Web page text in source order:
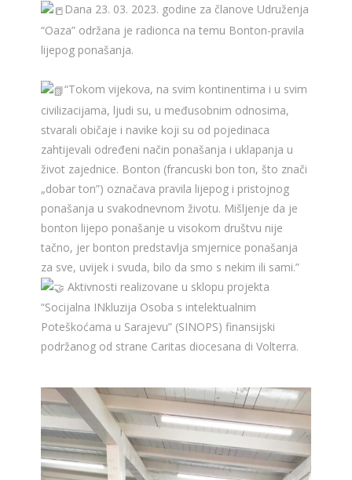
Dana 23. 03. 2023. godine za članove Udruženja
“Oaza” održana je radionca na temu Bonton-pravila
lijepog ponašanja.
“Tokom vijekova, na svim kontinentima i u svim
civilizacijama, ljudi su, u međusobnim odnosima,
stvarali običaje i navike koji su od pojedinaca
zahtijevali određeni način ponašanja i uklapanja u
život zajednice. Bonton (francuski bon ton, što znači
„dobar ton”) označava pravila lijepog i pristojnog
ponašanja u svakodnevnom životu. Mišljenje da je
bonton lijepo ponašanje u visokom društvu nije
tačno, jer bonton predstavlja smjernice ponašanja
za sve, uvijek i svuda, bilo da smo s nekim ili sami.”
Aktivnosti realizovane u sklopu projekta
“Socijalna INkluzija Osoba s intelektualnim
Poteškoćama u Sarajevu” (SINOPS) finansijski
podržanog od strane Caritas diocesana di Volterra.